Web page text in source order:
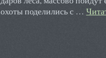
охоты поделились с …